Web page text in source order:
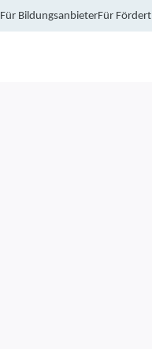
Für BildungsanbieterFür